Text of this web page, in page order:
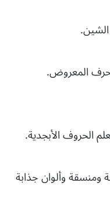
المعروض.
الحروف الأبجدية.
وألوان جذابة